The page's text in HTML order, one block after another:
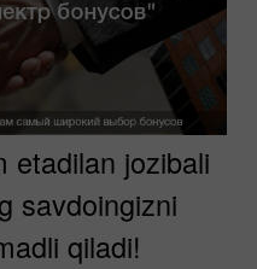
etadilan jozibali
savdoingizni
qiladi!